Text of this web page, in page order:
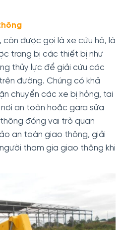
được gọi là xe cứu hộ, là
trang bị các thiết bị như
thủy lực để giải cứu các
đường. Chúng có khả
chuyển các xe bị hỏng, tai
an toàn hoặc gara sửa
đóng vai trò quan
an toàn giao thông, giải
tham gia giao thông khi